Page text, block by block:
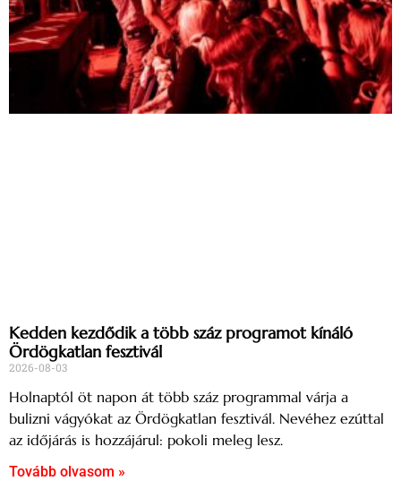
Kedden kezdődik a több száz programot kínáló
Ördögkatlan fesztivál
2026-08-03
Holnaptól öt napon át több száz programmal várja a
bulizni vágyókat az Ördögkatlan fesztivál. Nevéhez ezúttal
az időjárás is hozzájárul: pokoli meleg lesz.
Tovább olvasom »